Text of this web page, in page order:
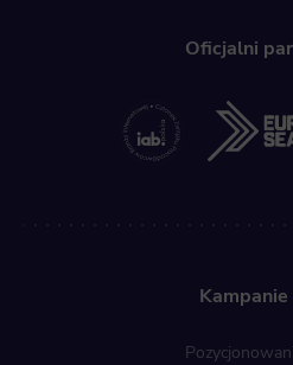
Oficjalni
Kampanie